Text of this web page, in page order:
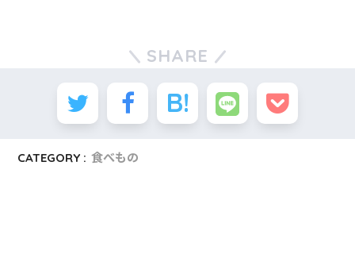
SHARE
CATEGORY : 食べもの